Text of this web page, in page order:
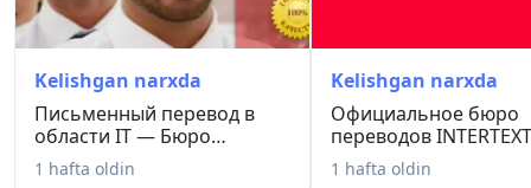
Kelishgan narxda
Письменный перевод в
области IT — Бюро
переводов I...
1 hafta oldin
Kelishgan narxda
Официальное бюро
переводов
2009 года...
1 hafta oldin